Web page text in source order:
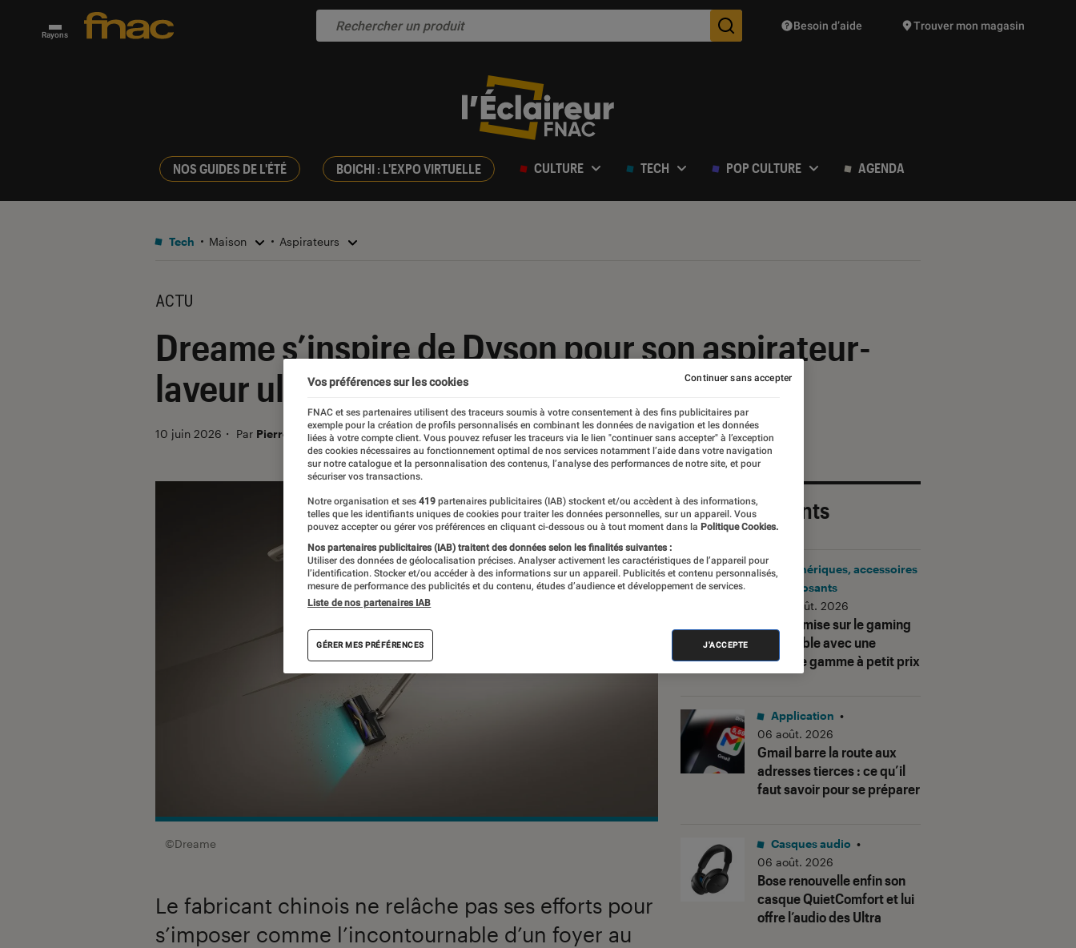
Rayons Des suggestions de produits vont vous être proposées
Besoin d’aide Trouver mon magasin
NOS GUIDES DE L'ÉTÉ BOICHI : L'EXPO VIRTUELLE CULTURE TECH POP CULTURE AGENDA
Tech Maison Aspirateurs
ACTU
Dreame s’inspire de Dyson pour son aspirateur-
laveur ultraléger
10 juin 2026 ・ Par Pierre Crochart
©Dreame
Le fabricant chinois ne relâche pas ses efforts pour
s’imposer comme l’incontournable d’un foyer au
Les plus récents
Corsair mise sur le gaming
accessible avec une
nouvelle gamme à petit prix
Périphériques, accessoires
et composants
06 août. 2026
Gmail barre la route aux
adresses tierces : ce qu’il
faut savoir pour se préparer
Application •
06 août. 2026
Bose renouvelle enfin son
casque QuietComfort et lui
offre l’audio des Ultra
Casques audio •
06 août. 2026
Vos préférences sur les cookies
FNAC et ses partenaires utilisent des traceurs soumis à votre consentement à des fins publicitaires par
exemple pour la création de profils personnalisés en combinant les données de navigation et les données
liées à votre compte client. Vous pouvez refuser les traceurs via le lien "continuer sans accepter" à l’exception
des cookies nécessaires au fonctionnement optimal de nos services notamment l’aide dans votre navigation
sur notre catalogue et la personnalisation des contenus, l’analyse des performances de notre site, et pour
sécuriser vos transactions.
Notre organisation et ses 419 partenaires publicitaires (IAB) stockent et/ou accèdent à des informations,
telles que les identifiants uniques de cookies pour traiter les données personnelles, sur un appareil. Vous
pouvez accepter ou gérer vos préférences en cliquant ci-dessous ou à tout moment dans la Politique Cookies.
Nos partenaires publicitaires (IAB) traitent des données selon les finalités suivantes :
Utiliser des données de géolocalisation précises. Analyser activement les caractéristiques de l’appareil pour
l’identification. Stocker et/ou accéder à des informations sur un appareil. Publicités et contenu personnalisés,
mesure de performance des publicités et du contenu, études d’audience et développement de services.
Liste de nos partenaires IAB
GÉRER MES PRÉFÉRENCES J'ACCEPTE
Continuer sans accepter